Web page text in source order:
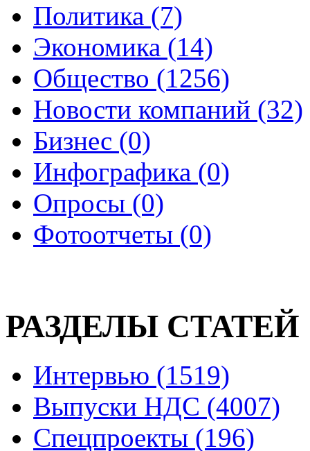
Политика (7)
Экономика (14)
Общество (1256)
Новости компаний (32)
Бизнес (0)
Инфографика (0)
Опросы (0)
Фотоотчеты (0)
РАЗДЕЛЫ СТАТЕЙ
Интервью (1519)
Выпуски НДС (4007)
Спецпроекты (196)